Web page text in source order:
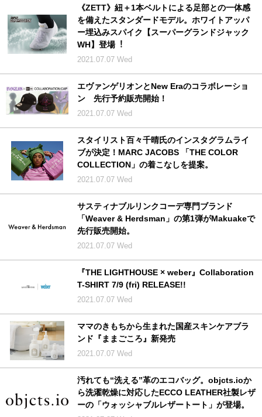
《ZETT》紐＋1本ベルトによる⾜部との⼀体感
を備えたスタンダードモデル。ホワイトアッパ
ー埋込みスパイク【スーパーグランドジャック
WH】登場︕
2021.07.07 Wed
エヴァンゲリオンとNew Eraのコラボレーショ
ン 先行予約販売開始！
2021.07.07 Wed
スタイリスト百々千晴氏のインスタグラムライ
ブが決定！MARC JACOBS 「THE COLOR
COLLECTION」の着こなしを提案。
2021.07.07 Wed
サスティナブルリンクコーデ専門ブランド
「Weaver & Herdsman」の第1弾がMakuakeで
先行販売開始。
2021.07.07 Wed
『THE LIGHTHOUSE × weber』Collaboration
T-SHIRT 7/9 (fri) RELEASE!!
2021.07.07 Wed
ママのきもちから生まれた国産スキンケアブラ
ンド『ままごころ』新発売
2021.07.07 Wed
汚れても“洗える”革のエコバッグ。objcts.ioか
ら洗濯乾燥に対応したECCO LEATHER社製レザ
ーの「ウォッシャブルレザートート」が登場。